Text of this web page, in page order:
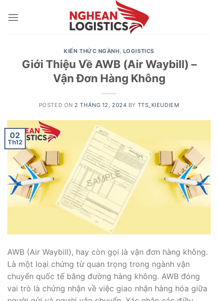
KIẾN THỨC NGÀNH, LOGISTICS
Giới Thiệu Về AWB (Air Waybill) –
Vận Đơn Hàng Không
POSTED ON 2 THÁNG 12, 2024 BY TTS_KIEUDIEM
02
Th12
AWB (Air Waybill), hay còn gọi là vận đơn hàng không.
Là một loại chứng từ quan trọng trong ngành vận
chuyển quốc tế bằng đường hàng không. AWB đóng
vai trò là chứng nhận về việc giao nhận hàng hóa giữa